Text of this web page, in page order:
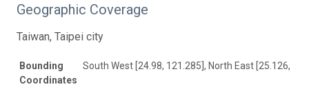
Geographic Coverage
Taiwan, Taipei city
Bounding
Coordinates
South West [24.98, 121.285], North East [25.126,